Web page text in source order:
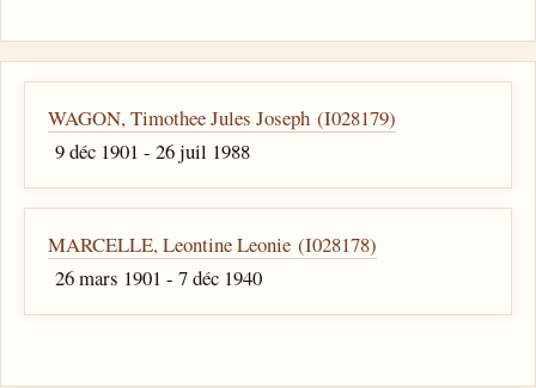
WAGON, Timothee Jules Joseph (I028179)
9 déc 1901 - 26 juil 1988
MARCELLE, Leontine Leonie (I028178)
26 mars 1901 - 7 déc 1940